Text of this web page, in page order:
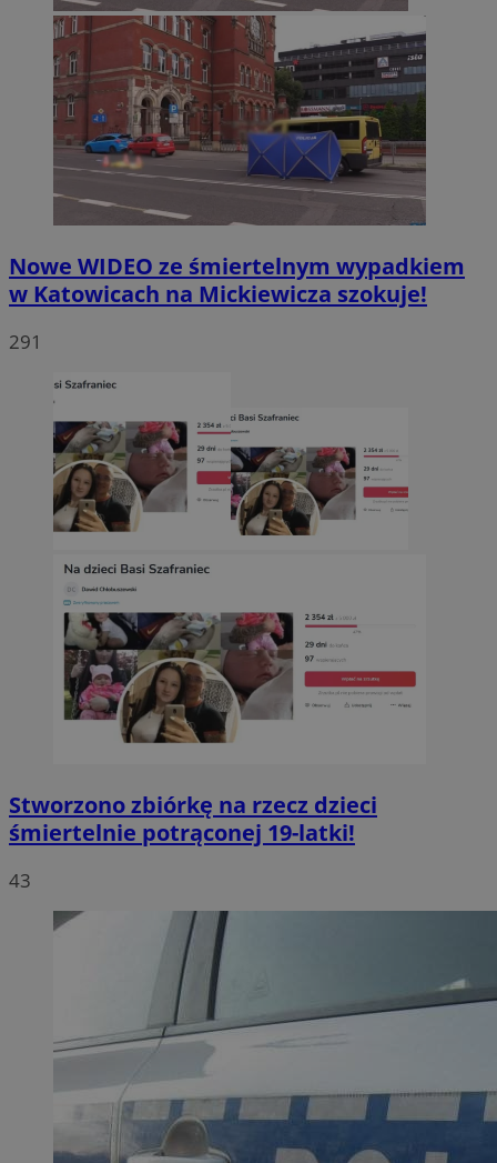
Nowe WIDEO ze śmiertelnym wypadkiem
w Katowicach na Mickiewicza szokuje!
291
Stworzono zbiórkę na rzecz dzieci
śmiertelnie potrąconej 19-latki!
43